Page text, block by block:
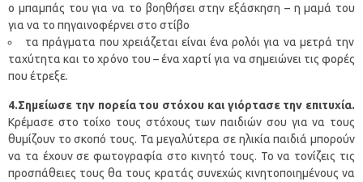
ο μπαμπάς του για να το βοηθήσει στην εξάσκηση – η μαμά του
για να το πηγαινοφέρνει στο στίβο
τα πράγματα που χρειάζεται είναι ένα ρολόι για να μετρά την
ταχύτητα και το χρόνο του – ένα χαρτί για να σημειώνει τις φορές
που έτρεξε.
4.Σημείωσε την πορεία του στόχου και γιόρτασε την επιτυχία.
Κρέμασε στο τοίχο τους στόχους των παιδιών σου για να τους
θυμίζουν το σκοπό τους. Τα μεγαλύτερα σε ηλικία παιδιά μπορούν
να τα έχουν σε φωτογραφία στο κινητό τους. Το να τονίζεις τις
προσπάθειες τους θα τους κρατάς συνεχώς κινητοποιημένους να